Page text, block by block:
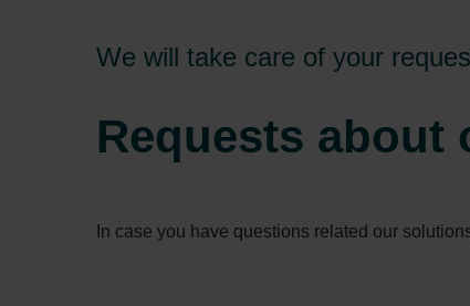
We will take care of your
Requests about
In case you have questions related our